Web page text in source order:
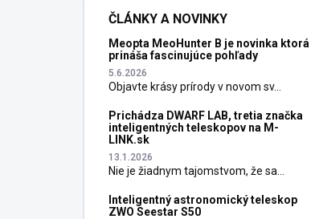
ČLÁNKY A NOVINKY
Meopta MeoHunter B je novinka ktorá
prináša fascinujúce pohľady
5.6.2026
Objavte krásy prírody v novom sv...
Prichádza DWARF LAB, tretia značka
inteligentných teleskopov na M-
LINK.sk
13.1.2026
Nie je žiadnym tajomstvom, že sa...
Inteligentný astronomický teleskop
ZWO Seestar S50